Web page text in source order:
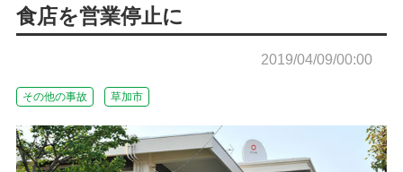
食店を営業停止に
2019/04/09/00:00
その他の事故 草加市